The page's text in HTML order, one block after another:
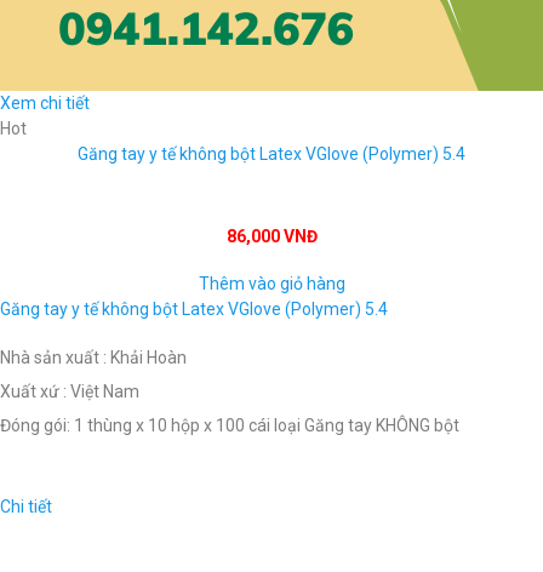
Xem chi tiết
Hot
Găng tay y tế không bột Latex VGlove (Polymer) 5.4
86,000 VNĐ
Thêm vào giỏ hàng
Găng tay y tế không bột Latex VGlove (Polymer) 5.4
Nhà sản xuất : Khải Hoàn
Xuất xứ : Việt Nam
Đóng gói: 1 thùng x 10 hộp x 100 cái loại Găng tay KHÔNG bột
Chi tiết